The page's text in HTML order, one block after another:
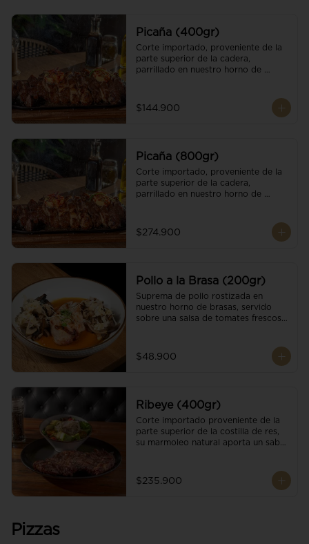
Picaña (400gr)
Corte importado, proveniente de la
parte superior de la cadera,
parrillado en nuestro horno de
Acompañado de salsa criolla de la
casa.
$144.900
Picaña (800gr)
Corte importado, proveniente de la
parte superior de la cadera,
parrillado en nuestro horno de
Acompañado de salsa criolla de la
casa.
$274.900
Pollo a la Brasa (200gr)
Suprema de pollo rostizada en
nuestro horno de brasas, servido
sobre una salsa de tomates frescos y
$48.900
Ribeye (400gr)
Corte importado proveniente de la
parte superior de la costilla de res,
su marmoleo natural aporta un sabor
con cristales de sal y mantequilla de
ajo y pimientos. Acompañado de una
$235.900
Pizzas